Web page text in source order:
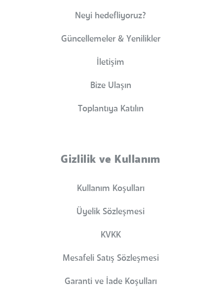
Neyi hedefliyoruz?
Güncellemeler & Yenilikler
İletişim
Bize Ulaşın
Toplantıya Katılın
Gizlilik ve Kullanım
Kullanım Koşulları
Üyelik Sözleşmesi
KVKK
Mesafeli Satış Sözleşmesi
Garanti ve İade Koşulları